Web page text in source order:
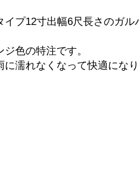
イプ12寸出幅6尺長さのガル
色の特注です。
に濡れなくなって快適にな